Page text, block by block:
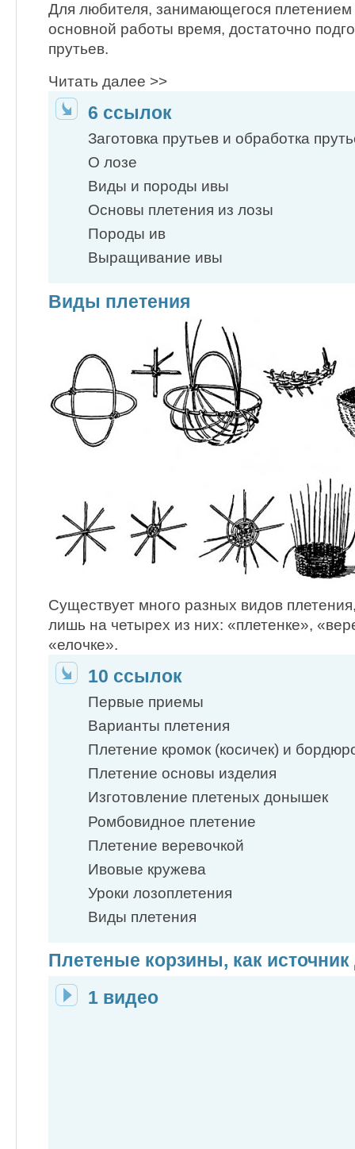
Для любителя, занимающегося плетением
основной работы время, достаточно
прутьев.
Читать далее >>
6 ссылок
Заготовка прутьев и обработка
О лозе
Виды и породы ивы
Основы плетения из лозы
Породы ив
Выращивание ивы
Виды плетения
Существует много разных видов
лишь на четырех из них: «плетенке»,
«елочке».
10 ссылок
Первые приемы
Варианты плетения
Плетение кромок (косичек) и
Плетение основы изделия
Изготовление плетеных донышек
Ромбовидное плетение
Плетение веревочкой
Ивовые кружева
Уроки лозоплетения
Виды плетения
Плетеные корзины, как источник
1 видео